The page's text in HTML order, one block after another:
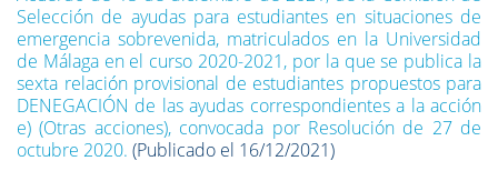
Selección de ayudas para estudiantes en situaciones de
emergencia sobrevenida, matriculados en la Universidad
de Málaga en el curso 2020-2021, por la que se publica la
sexta relación provisional de estudiantes propuestos para
DENEGACIÓN de las ayudas correspondientes a la acción
e) (Otras acciones), convocada por Resolución de 27 de
octubre 2020. (Publicado el 16/12/2021)